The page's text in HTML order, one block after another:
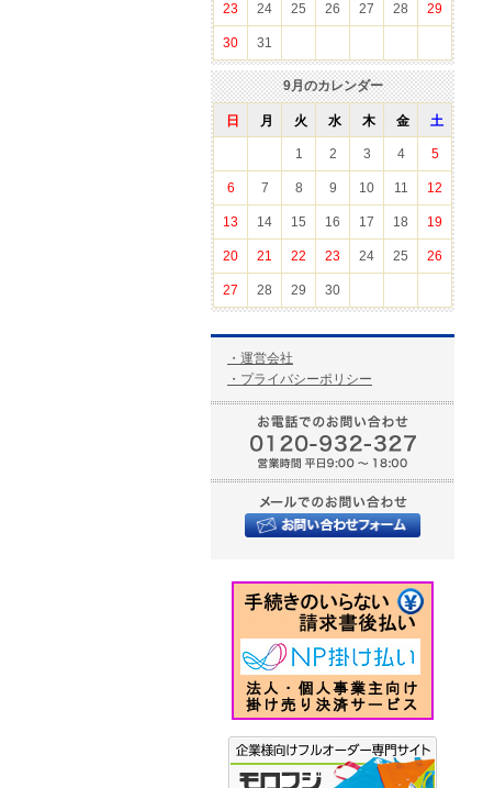
23 24 25 26 27 28 29
30 31
9月のカレンダー
日 月 火 水 木 金 土
1 2 3 4 5
6 7 8 9 10 11 12
13 14 15 16 17 18 19
20 21 22 23 24 25 26
27 28 29 30
・運営会社
・プライバシーポリシー